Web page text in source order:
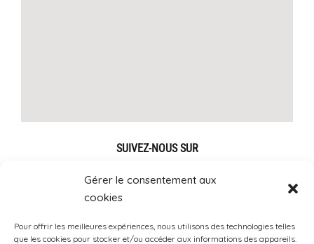
Gérer le consentement aux
cookies
Pour offrir les meilleures expériences, nous utilisons des technologies telles
que les cookies pour stocker et/ou accéder aux informations des appareils.
SUIVEZ-NOUS SUR